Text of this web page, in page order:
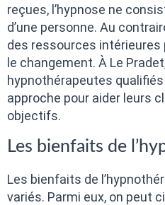
reçues, l’hypnose ne
d’une personne. Au
des ressources
le changement. À Le
hypnothérapeutes
approche pour aider leurs
objectifs.
Les bienfaits de
Les bienfaits de
variés. Parmi eux, on peut